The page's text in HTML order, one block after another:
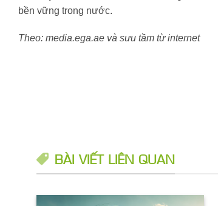
bền vững trong nước.
Theo: media.ega.ae và sưu tầm từ internet
BÀI VIẾT LIÊN QUAN